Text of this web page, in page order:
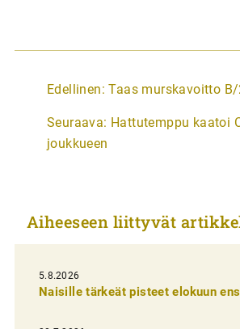
A
t
i
e
i
e
Edellinen: Taas murskavoitto
Seuraava: Hattutemppu kaatoi
joukkueen
Aiheeseen liittyvät
5.8.2026
Naisille tärkeät pisteet elokuun